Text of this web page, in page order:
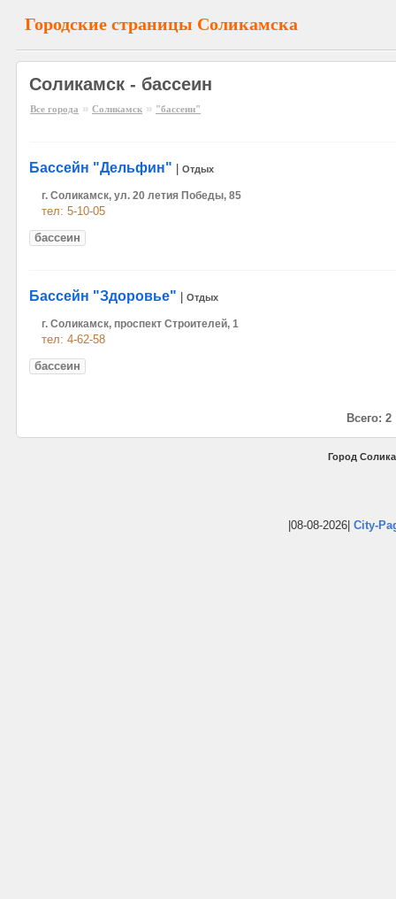
Городские страницы Соликамска
Соликамск - бассеин
Все города » Соликамск » "бассеин"
Бассейн "Дельфин" Отдых
г. Соликамск, ул. 20 летия Победы, 85
тел: 5-10-05
бассеин
Бассейн "Здоровье" Отдых
г. Соликамск, проспект Строителей, 1
тел: 4-62-58
бассеин
Всего: 2
Город
|08-08-2026| City-